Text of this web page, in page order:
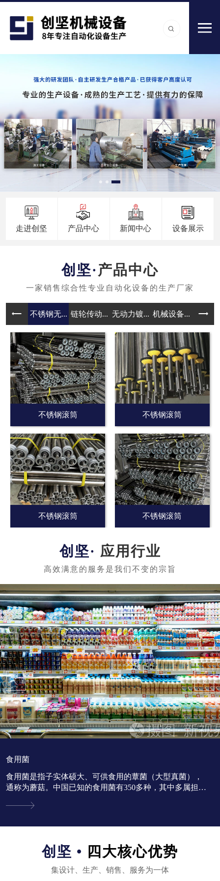
走进创坚 产品中心 新闻中心 设备展示
产品中心
不锈钢无... 链轮传动... 无动力镀... 机械设备... 无动
不锈钢滚筒 不锈钢滚筒
不锈钢滚筒 不锈钢滚筒
应用行业
食用菌
食用菌是指子实体硕大、可供食用的蕈菌（大型真菌），
通称为蘑菇。中国已知的食用菌有350多种，其中多属担子
创坚 • 四大核心优势
集设计、生产、销售、服务为一体